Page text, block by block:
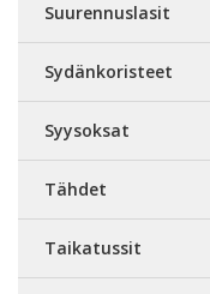
Suurennuslasit
Sydänkoristeet
Syysoksat
Tähdet
Taikatussit